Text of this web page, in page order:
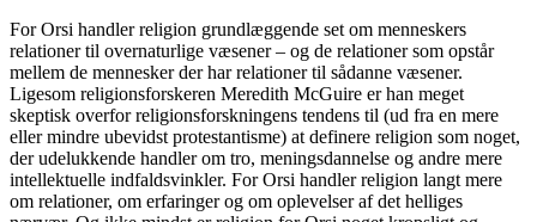
For Orsi handler religion grundlæggende set om menneskers
relationer til overnaturlige væsener – og de relationer som opstår
mellem de mennesker der har relationer til sådanne væsener.
Ligesom religionsforskeren Meredith McGuire er han meget
skeptisk overfor religionsforskningens tendens til (ud fra en mere
eller mindre ubevidst protestantisme) at definere religion som noget,
der udelukkende handler om tro, meningsdannelse og andre mere
intellektuelle indfaldsvinkler. For Orsi handler religion langt mere
om relationer, om erfaringer og om oplevelser af det helliges